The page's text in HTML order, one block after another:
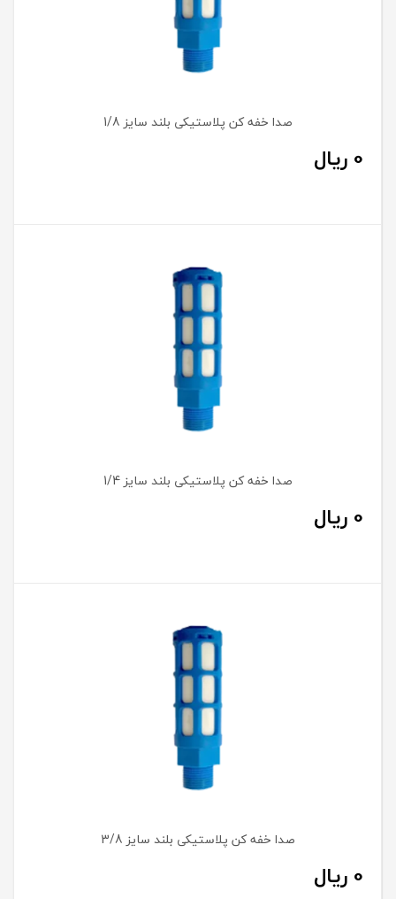
Products
نمایش محصولاتی که در حال حاضر موجودی ندارند
صدا خفه کن پلاستیکی بلند سایز 1/8
0 ریال
صدا خفه کن پلاستیکی بلند سایز 1/4
0 ریال
صدا خفه کن پلاستیکی بلند سایز 3/8
0 ریال